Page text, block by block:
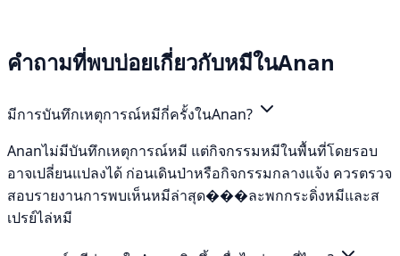
คำถามที่พบบ่อยเกี่ยวกับหมีในAnan
มีการบันทึกเหตุการณ์หมีกี่ครั้งในAnan?
Ananไม่มีบันทึกเหตุการณ์หมี แต่กิจกรรมหมีในพื้นที่โดยรอบ
อาจเปลี่ยนแปลงได้ ก่อนเดินป่าหรือกิจกรรมกลางแจ้ง ควรตรวจ
สอบรายงานการพบเห็นหมีล่าสุด���ละพกกระดิ่งหมีและส
เปรย์ไล่หมี